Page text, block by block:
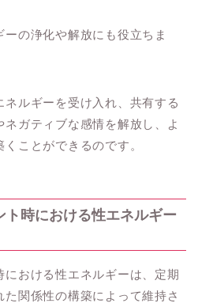
の浄化や解放にも役立ちま
ルギーを受け入れ、共有する
ガティブな感情を解放し、よ
ことができるのです。
ト時における性エネルギー
おける性エネルギーは、定期
関係性の構築によって維持さ